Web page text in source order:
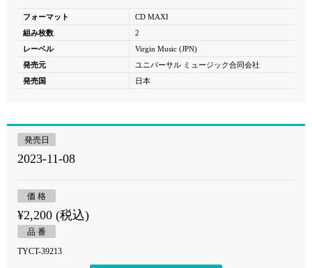
フォーマット
CD MAXI
組み枚数
2
レーベル
Virgin Music (JPN)
発売元
ユニバーサル ミュージック合同会社
発売国
日本
発売日
2023-11-08
価 格
¥2,200 (税込)
品 番
TYCT-39213